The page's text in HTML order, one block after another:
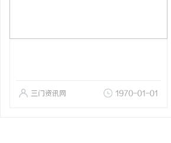
三门资讯网 1970-01-01